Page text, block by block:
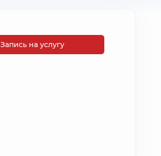
Запись на услугу